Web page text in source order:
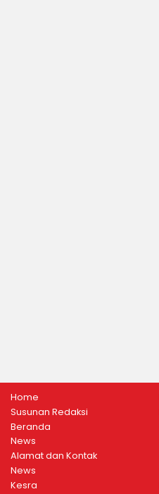
Home
Susunan Redaksi
Beranda
News
Alamat dan Kontak
News
Kesra